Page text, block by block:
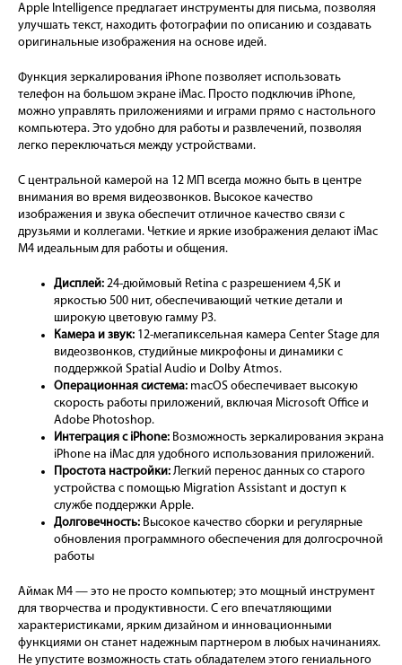
Apple Intelligence предлагает инструменты для письма, позволяя
улучшать текст, находить фотографии по описанию и создавать
оригинальные изображения на основе идей.
Функция зеркалирования iPhone позволяет использовать
телефон на большом экране iMac. Просто подключив iPhone,
можно управлять приложениями и играми прямо с настольного
компьютера. Это удобно для работы и развлечений, позволяя
легко переключаться между устройствами.
С центральной камерой на 12 МП всегда можно быть в центре
внимания во время видеозвонков. Высокое качество
изображения и звука обеспечит отличное качество связи с
друзьями и коллегами. Четкие и яркие изображения делают iMac
M4 идеальным для работы и общения.
Дисплей: 24-дюймовый Retina с разрешением 4,5K и
яркостью 500 нит, обеспечивающий четкие детали и
широкую цветовую гамму P3.
Камера и звук: 12-мегапиксельная камера Center Stage для
видеозвонков, студийные микрофоны и динамики с
поддержкой Spatial Audio и Dolby Atmos.
Операционная система: macOS обеспечивает высокую
скорость работы приложений, включая Microsoft Office и
Adobe Photoshop.
Интеграция с iPhone: Возможность зеркалирования экрана
iPhone на iMac для удобного использования приложений.
Простота настройки: Легкий перенос данных со старого
устройства с помощью Migration Assistant и доступ к
службе поддержки Apple.
Долговечность: Высокое качество сборки и регулярные
обновления программного обеспечения для долгосрочной
работы
Аймак М4 — это не просто компьютер; это мощный инструмент
для творчества и продуктивности. С его впечатляющими
характеристиками, ярким дизайном и инновационными
функциями он станет надежным партнером в любых начинаниях.
Не упустите возможность стать обладателем этого гениального